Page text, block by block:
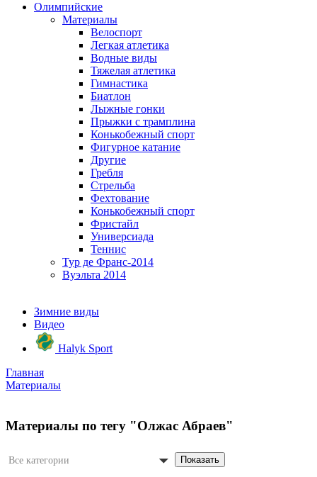
Олимпийские
Материалы
Велоспорт
Легкая атлетика
Водные виды
Тяжелая атлетика
Гимнастика
Биатлон
Лыжные гонки
Прыжки с трамплина
Конькобежный спорт
Фигурное катание
Другие
Гребля
Стрельба
Фехтование
Конькобежный спорт
Фристайл
Универсиада
Теннис
Тур де Франс-2014
Вуэльта 2014
Зимние виды
Видео
Halyk Sport
Главная
Материалы
Материалы по тегу "Олжас Абраев"
Все категории Показать